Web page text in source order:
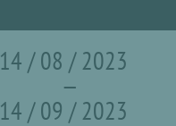
14 / 08 / 2023
—
14 / 09 / 2023